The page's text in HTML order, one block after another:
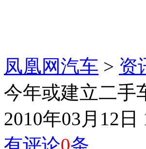
凤凰网汽车 > 资
今年或建立二手
2010年03月12日